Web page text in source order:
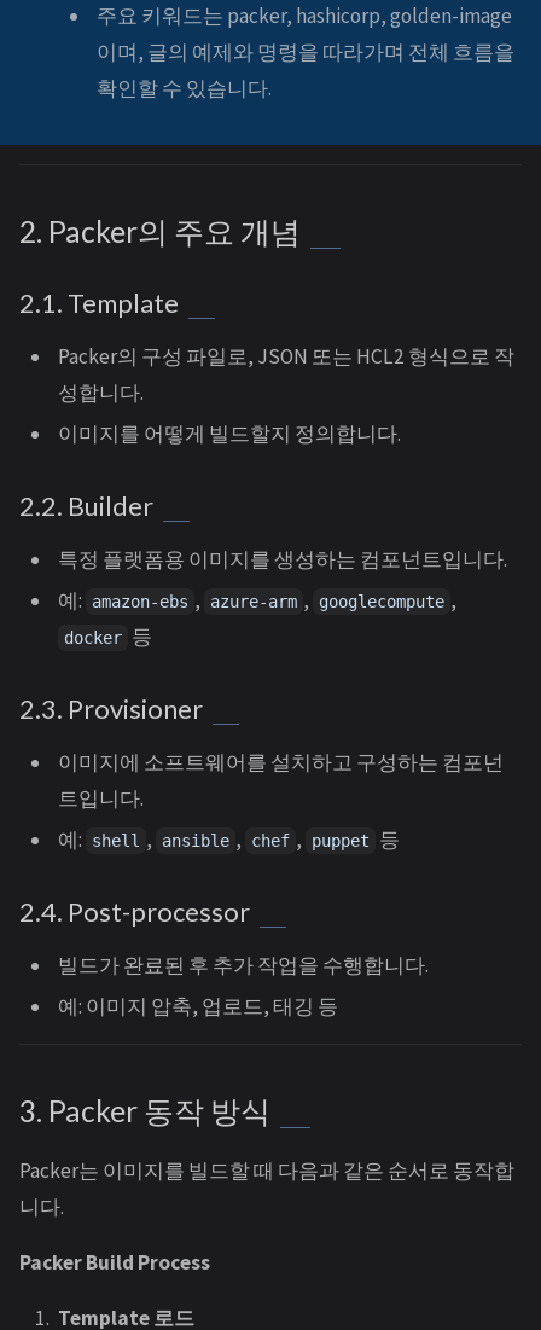
주요 키워드는 packer, hashicorp, golden-image
이며, 글의 예제와 명령을 따라가며 전체 흐름을
확인할 수 있습니다.
2. Packer의 주요 개념
2.1. Template
Packer의 구성 파일로, JSON 또는 HCL2 형식으로 작
성합니다.
이미지를 어떻게 빌드할지 정의합니다.
2.2. Builder
특정 플랫폼용 이미지를 생성하는 컴포넌트입니다.
예:
amazon-ebs , azure-arm , googlecompute ,
docker 등
2.3. Provisioner
이미지에 소프트웨어를 설치하고 구성하는 컴포넌
트입니다.
예:
shell , ansible , chef , puppet 등
2.4. Post-processor
빌드가 완료된 후 추가 작업을 수행합니다.
예: 이미지 압축, 업로드, 태깅 등
3. Packer 동작 방식
Packer는 이미지를 빌드할 때 다음과 같은 순서로 동작합
니다.
Packer Build Process
Template 로드